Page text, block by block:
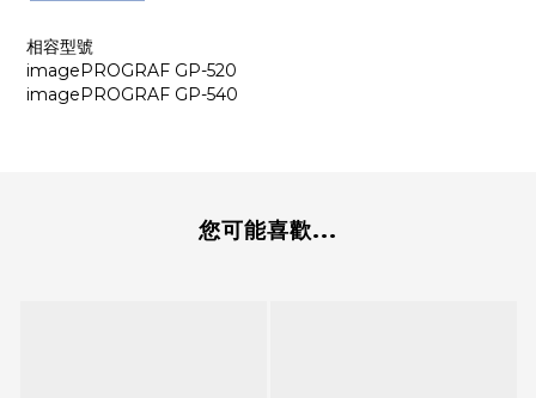
相容型號
imagePROGRAF GP-520
imagePROGRAF GP-540
您可能喜歡...